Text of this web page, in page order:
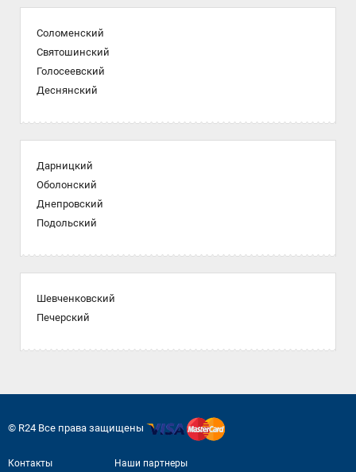
Соломенский
Святошинский
Голосеевский
Деснянский
Дарницкий
Оболонский
Днепровский
Подольский
Шевченковский
Печерский
© R24 Все права защищены
Контакты Наши партнеры